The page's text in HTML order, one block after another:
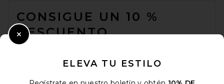
CONSIGUE UN 10 %
DESCUENTO
electrónico. Puede retirarse en cualquier momento.
ELEVA TU ESTILO
Close Modal